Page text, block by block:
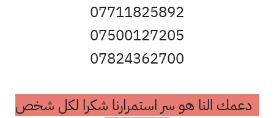
07711825892
07500127205
07824362700
النا هو سر استمرارنا شكرا لكل شخص